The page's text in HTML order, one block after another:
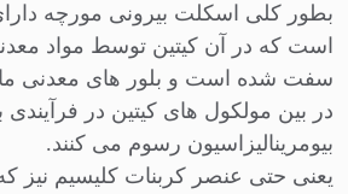
بطور کلی اسکلت بیرونی مورچه
است که در آن کیتین توسط مواد
سفت شده است و بلور های معدنی
در بین مولکول های کیتین در فرآیندی
بیومرینالیزاسیون رسوم می کنند.
یعنی حتی عنصر کربنات کلیسیم نیز